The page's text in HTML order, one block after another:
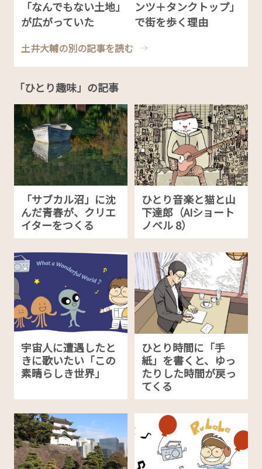
「なんでもない土地」
が広がっていた
ンツ＋タンクトップ」
で街を歩く理由
土井大輔の別の記事を読む
「ひとり趣味」の記事
「サブカル沼」に沈
んだ青春が、クリエ
イターをつくる
ひとり音楽と猫と山
下達郎（AIショート
ノベル 8）
宇宙人に遭遇したと
きに歌いたい「この
素晴らしき世界」
ひとり時間に「手
紙」を書くと、ゆっ
たりした時間が戻っ
てくる